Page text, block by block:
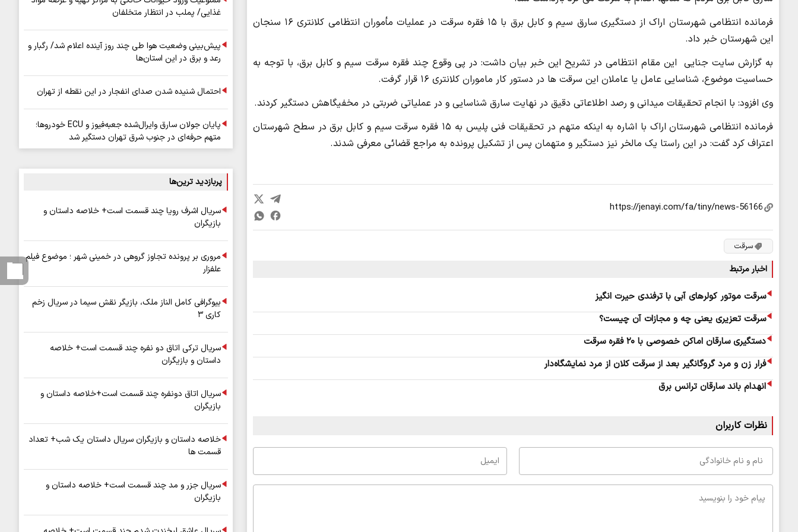
فرمانده انتظامی شهرستان اراک از دستگیری سارق سیم و کابل برق با ۱۵ فقره سرقت در عملیات مأموران انتظامی کلانتری ۱۶ سنجان
این شهرستان خبر داد.
به گزارش سایت جنایی این مقام انتظامی در تشریح این خبر بیان داشت: در پی وقوع چند فقره سرقت سیم و کابل برق، با توجه به
حساسیت موضوع، شناسایی عامل یا عاملان این سرقت ها در دستور کار ماموران کلانتری ۱۶ قرار گرفت.
وی افزود: با انجام تحقیقات میدانی و رصد اطلاعاتی دقیق در نهایت سارق شناسایی و در عملیاتی ضربتی در مخفیگاهش دستگیر کردند.
فرمانده انتظامی شهرستان اراک با اشاره به اینکه متهم در تحقیقات فنی پلیس به ۱۵ فقره سرقت سیم و کابل برق در سطح شهرستان
اعتراف کرد گفت: در این راستا یک مالخر نیز دستگیر و متهمان پس از تشکیل پرونده به مراجع قضائی معرفی شدند.
سرقت
اخبار مرتبط
سرقت موتور کولرهای آبی با ترفندی حیرت انگیز
سرقت تعزیری یعنی چه و مجازات آن چیست؟
دستگیری سارقان اماکن خصوصی با ۲۰ فقره سرقت
فرار زن و مرد گروگانگیر بعد از سرقت کلان از مرد نمایشگاه‌دار
انهدام باند سارقان ترانس برق
نظرات کاربران
غذایی/ پملب در انتظار متخلفان
پیش‌بینی وضعیت هوا طی چند روز آینده اعلام شد/ رگبار و
رعد و برق در این استان‌ها
احتمال شنیده شدن صدای انفجار در این نقطه از تهران
پایان جولان سارق وایرال‌شده جعبه‌فیوز و ECU خودروها؛
متهم حرفه‌ای در جنوب شرق تهران دستگیر شد
پربازدید ترین‌ها
سریال اشرف رویا چند قسمت است+ خلاصه داستان و
بازیگران
مروری بر پرونده تجاوز گروهی در خمینی شهر ؛ موضوع فیلم
علفزار
بیوگرافی کامل الناز ملک، بازیگر نقش سیما در سریال زخم
کاری ۳
سریال ترکی اتاق دو نفره چند قسمت است+ خلاصه
داستان و بازیگران
سریال اتاق دونفره چند قسمت است+خلاصه داستان و
بازیگران
خلاصه داستان و بازیگران سریال داستان یک شب+ تعداد
قسمت ها
سریال جزر و مد چند قسمت است+ خلاصه داستان و
بازیگران